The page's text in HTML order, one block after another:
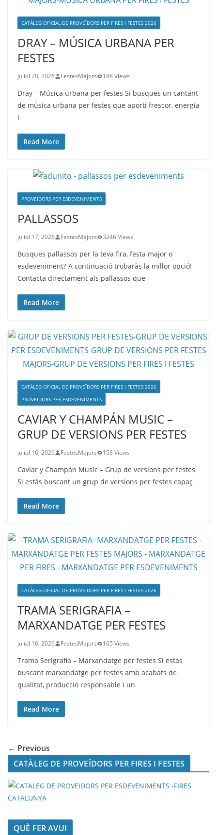
CATÀLEG OFICIAL DE PROVEÏDORS PER FIRES I FESTES 2026
DRAY – MÚSICA URBANA PER
FESTES
juliol 20, 2026 FestesMajors 188 Views
Dray – Música urbana per festes Si busques un cantant
de música urbana per festes que aporti frescor, energia
i
Read More
PROVEÏDORS PER ESDEVENIMENTS
PALLASSOS
juliol 17, 2026 FestesMajors 3246 Views
Busques pallassos per la teva fira, festa major o
esdeveniment? A continuació trobaràs la millor opció!
Contacta directament als pallassos que
Read More
CATÀLEG OFICIAL DE PROVEÏDORS PER FIRES I FESTES 2026
PROVEÏDORS PER ESDEVENIMENTS
CAVIAR Y CHAMPÁN MUSIC –
GRUP DE VERSIONS PER FESTES
juliol 16, 2026 FestesMajors 158 Views
Caviar y Champán Music – Grup de versions per festes
Si estàs buscant un grup de versions per festes capaç
Read More
CATÀLEG OFICIAL DE PROVEÏDORS PER FIRES I FESTES 2026
TRAMA SERIGRAFIA –
MARXANDATGE PER FESTES
juliol 16, 2026 FestesMajors 165 Views
Trama Serigrafia – Marxandatge per festes Si estàs
buscant marxandatge per festes amb acabats de
qualitat, producció responsable i un
Read More
← Previous
CATÀLEG DE PROVEÏDORS PER FIRES I FESTES
QUÈ FER AVUI